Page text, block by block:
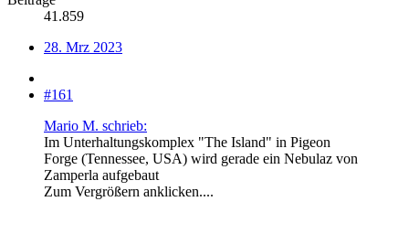
41.859
28. Mrz 2023
#161
Mario M. schrieb:
Im Unterhaltungskomplex "The Island" in Pigeon
Forge (Tennessee, USA) wird gerade ein Nebulaz von
Zamperla aufgebaut
Zum Vergrößern anklicken....